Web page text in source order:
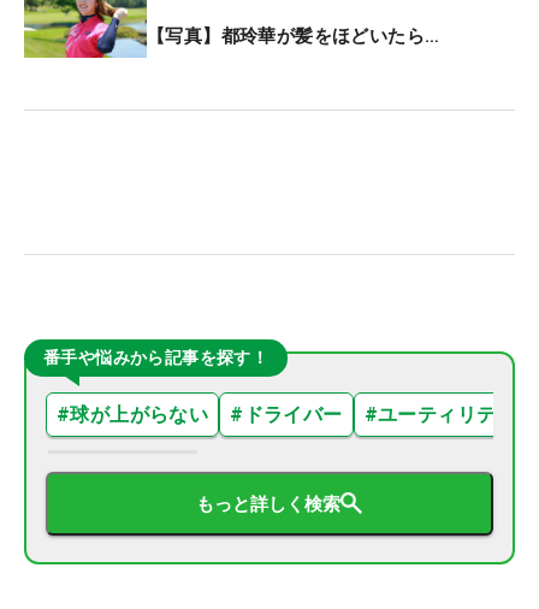
【写真】都玲華が髪をほどいたら…
番手や悩みから記事を探す！
#球が上がらない # ドライバー #ユーティリティ
もっと詳しく検索